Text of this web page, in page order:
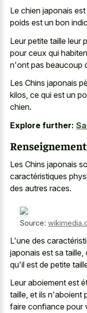
Le chien japonais
poids est un bon
Leur petite taille leur
pour ceux qui
n'ont pas beaucoup
Les Chins japonais
kilos, ce qui est un
chien.
Explore further:
Les Chins japonais
caractéristiques
des autres races.
Source:
L'une des
japonais est sa
qu'il est de petite
Leur aboiement est
taille, et ils n'aboient
faire confiance pour